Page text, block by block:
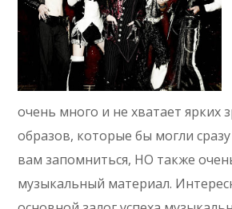
очень много и не хватает ярких
образов, которые бы могли
вам запомниться, НО также
музыкальный материал.